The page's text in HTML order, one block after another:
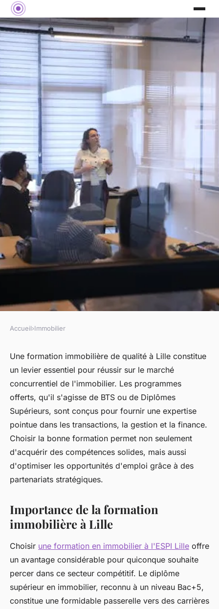
Réussir grâce à une formation
immobilier de qualité à Lille
Lorenzo •18 mars 2025 •3 min de lecture
Accueil›Immobilier
Une formation immobilière de qualité à Lille constitue
un levier essentiel pour réussir sur le marché
concurrentiel de l'immobilier. Les programmes
offerts, qu'il s'agisse de BTS ou de Diplômes
Supérieurs, sont conçus pour fournir une expertise
pointue dans les transactions, la gestion et la finance.
Choisir la bonne formation permet non seulement
d'acquérir des compétences solides, mais aussi
d'optimiser les opportunités d'emploi grâce à des
partenariats stratégiques.
Importance de la formation
immobilière à Lille
Choisir une formation en immobilier à l'ESPI Lille offre
un avantage considérable pour quiconque souhaite
percer dans ce secteur compétitif. Le diplôme
supérieur en immobilier, reconnu à un niveau Bac+5,
constitue une formidable passerelle vers des carrières